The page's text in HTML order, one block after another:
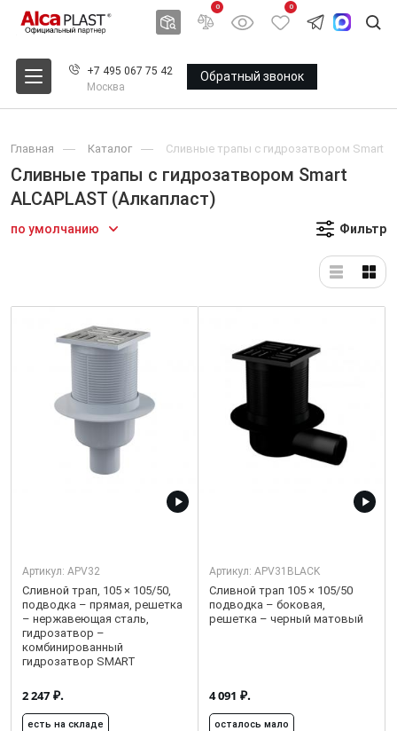
0 0
+7 495 067 75 42
Москва
Обратный звонок
Главная Каталог Сливные трапы с гидрозатвором Smart
Сливные трапы с гидрозатвором Smart
ALCAPLAST (Алкапласт)
по умолчанию Фильтр
Артикул: APV32
Сливной трап, 105 × 105/50,
подводка – прямая, решетка
– нержавеющая сталь,
гидрозатвор –
комбинированный
гидрозатвор SMART
2 247 ₽.
есть на складе
Артикул: APV31BLACK
Сливной трап 105 × 105/50
подводка – боковая,
решетка – черный матовый
4 091 ₽.
осталось мало